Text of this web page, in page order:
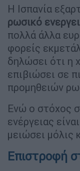
Η Ισπανία
ρωσικό
πολλά άλλα
φορείς
δηλώσει ότι η
επιβιώσει σε
προμηθειών
Ενώ ο στόχος
ενέργειας
μειώσει μόλις
Επιστροφή